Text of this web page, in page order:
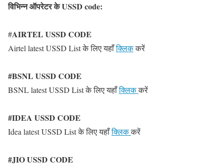
विभिन्न ऑपरेटर के USSD code:
#AIRTEL USSD CODE
Airtel latest USSD List के लिए यहाँक्लिककरें
#BSNL USSD CODE
BSNL latest USSD List के लिए यहाँक्लिककरें
#IDEA USSD CODE
Idea latest USSD List के लिए यहाँक्लिककरें
#JIO USSD CODE